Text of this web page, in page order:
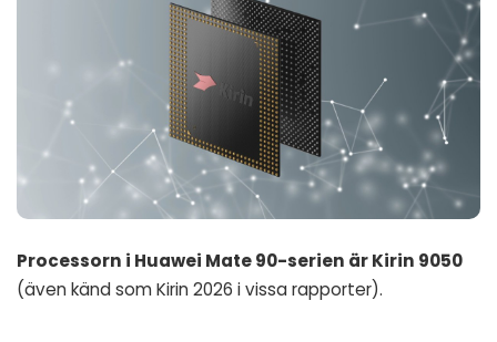
Processorn i Huawei Mate 90-serien är Kirin 9050
(även känd som Kirin 2026 i vissa rapporter).